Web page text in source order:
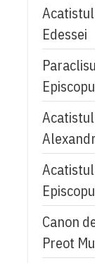
Edessei
Canon
Preot